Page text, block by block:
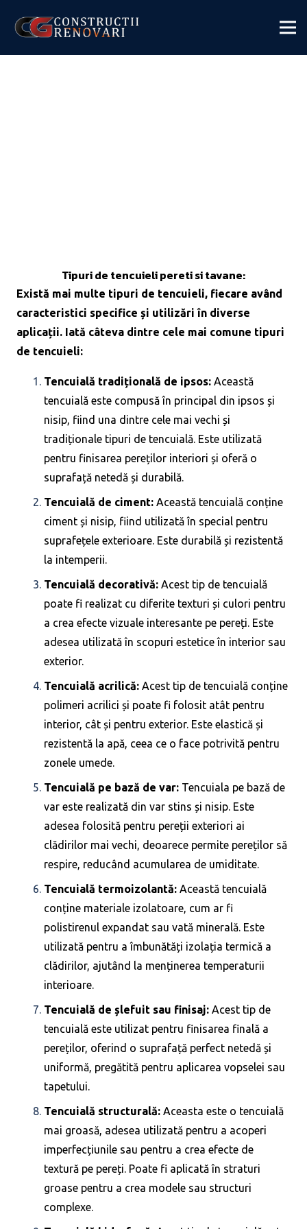
Tipuri de tencuieli pereti si tavane:
Există mai multe tipuri de tencuieli, fiecare având
caracteristici specifice și utilizări în diverse
aplicații. Iată câteva dintre cele mai comune tipuri
de tencuieli:
Tencuială tradițională de ipsos: Această
tencuială este compusă în principal din ipsos și
nisip, fiind una dintre cele mai vechi și
tradiționale tipuri de tencuială. Este utilizată
pentru finisarea pereților interiori și oferă o
suprafață netedă și durabilă.
Tencuială de ciment: Această tencuială conține
ciment și nisip, fiind utilizată în special pentru
suprafețele exterioare. Este durabilă și rezistentă
la intemperii.
Tencuială decorativă: Acest tip de tencuială
poate fi realizat cu diferite texturi și culori pentru
a crea efecte vizuale interesante pe pereți. Este
adesea utilizată în scopuri estetice în interior sau
exterior.
Tencuială acrilică: Acest tip de tencuială conține
polimeri acrilici și poate fi folosit atât pentru
interior, cât și pentru exterior. Este elastică și
rezistentă la apă, ceea ce o face potrivită pentru
zonele umede.
Tencuială pe bază de var: Tencuiala pe bază de
var este realizată din var stins și nisip. Este
adesea folosită pentru pereții exteriori ai
clădirilor mai vechi, deoarece permite pereților să
respire, reducând acumularea de umiditate.
Tencuială termoizolantă: Această tencuială
conține materiale izolatoare, cum ar fi
polistirenul expandat sau vată minerală. Este
utilizată pentru a îmbunătăți izolația termică a
clădirilor, ajutând la menținerea temperaturii
interioare.
Tencuială de șlefuit sau finisaj: Acest tip de
tencuială este utilizat pentru finisarea finală a
pereților, oferind o suprafață perfect netedă și
uniformă, pregătită pentru aplicarea vopselei sau
tapetului.
Tencuială structurală: Aceasta este o tencuială
mai groasă, adesea utilizată pentru a acoperi
imperfecțiunile sau pentru a crea efecte de
textură pe pereți. Poate fi aplicată în straturi
groase pentru a crea modele sau structuri
complexe.